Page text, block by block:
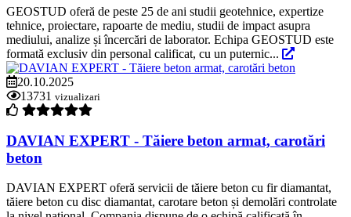
GEOSTUD oferă de peste 25 de ani studii geotehnice, expertize
tehnice, proiectare, rapoarte de mediu, studii de impact asupra
mediului, analize și încercări de laborator. Echipa GEOSTUD este
formată exclusiv din personal calificat, cu un puternic...
20.10.2025
13731 vizualizari
DAVIAN EXPERT - Tăiere beton armat, carotări
beton
DAVIAN EXPERT oferă servicii de tăiere beton cu fir diamantat,
tăiere beton cu disc diamantat, carotare beton și demolări controlate